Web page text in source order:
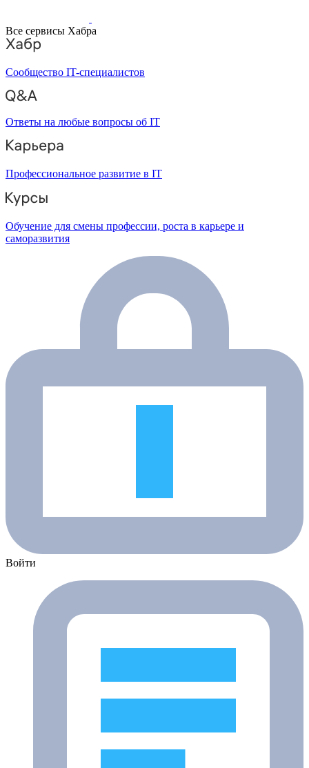
Все сервисы Хабра
Сообщество IT-специалистов
Ответы на любые вопросы об IT
Профессиональное развитие в IT
Обучение для смены профессии, роста в карьере и
саморазвития
Войти